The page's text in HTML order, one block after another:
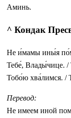
Аминь.
^ Кондак
Не и́мамы ины́я
Тебе́, Влады́чице. /
Тобо́ю хва́лимся. /
Перевод:
Не имеем иной